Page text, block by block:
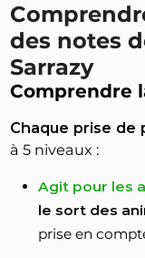
des notes
Sarrazy
Comprendre
Chaque prise
à 5 niveaux :
Agit pour les
le sort des
prise en